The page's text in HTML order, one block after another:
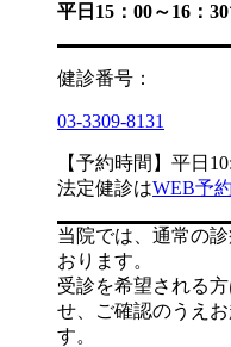
平日15：00～16：30
健診番号：
03-3309-8131
【予約時間】平日
法定健診はWEB予約
当院では、通常の
おります。
受診を希望される
せ、ご確認のうえ
す。